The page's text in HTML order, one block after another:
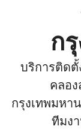
ก
บริการติด
คลอง
กรุงเทพมหา
ทีมง